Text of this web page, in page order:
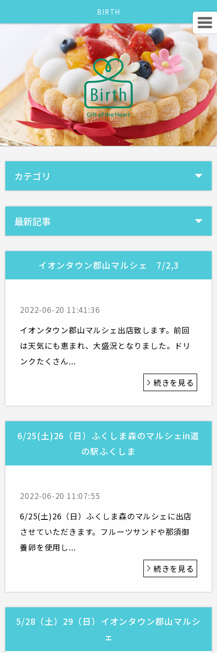
BIRTH
カテゴリ
最新記事
イオンタウン郡山マルシェ 7/2,3
2022-06-20 11:41:36
イオンタウン郡山マルシェ出店致します。前回
は天気にも恵まれ、大盛況となりました。ドリ
ンクたくさん...
続きを見る
6/25(土)26（日）ふくしま森のマルシェin道
の駅ふくしま
2022-06-20 11:07:55
6/25(土)26（日）ふくしま森のマルシェに出店
させていただきます。フルーツサンドや那須御
養卵を使用し...
続きを見る
5/28（土）29（日）イオンタウン郡山マルシ
ェ